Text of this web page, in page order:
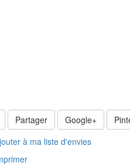
Partager Google+
à ma liste d'envies